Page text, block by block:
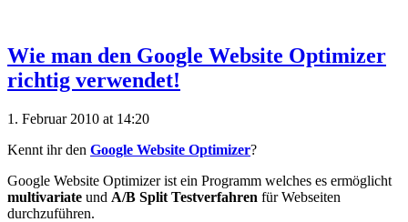
Wie man den Google Website Optimizer
richtig verwendet!
1. Februar 2010 at 14:20
Kennt ihr den Google Website Optimizer?
Google Website Optimizer ist ein Programm welches es ermöglicht
multivariate und A/B Split Testverfahren für Webseiten
durchzuführen.